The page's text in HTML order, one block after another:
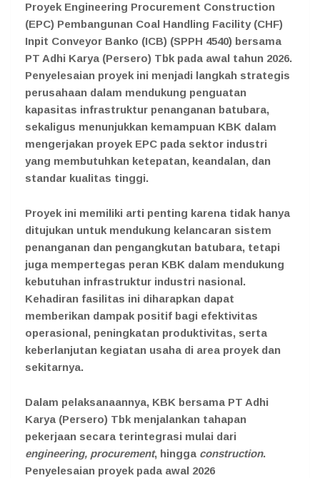
Proyek Engineering Procurement Construction
(EPC) Pembangunan Coal Handling Facility (CHF)
Inpit Conveyor Banko (ICB) (SPPH 4540) bersama
PT Adhi Karya (Persero) Tbk pada awal tahun 2026.
Penyelesaian proyek ini menjadi langkah strategis
perusahaan dalam mendukung penguatan
kapasitas infrastruktur penanganan batubara,
sekaligus menunjukkan kemampuan KBK dalam
mengerjakan proyek EPC pada sektor industri
yang membutuhkan ketepatan, keandalan, dan
standar kualitas tinggi.
Proyek ini memiliki arti penting karena tidak hanya
ditujukan untuk mendukung kelancaran sistem
penanganan dan pengangkutan batubara, tetapi
juga mempertegas peran KBK dalam mendukung
kebutuhan infrastruktur industri nasional.
Kehadiran fasilitas ini diharapkan dapat
memberikan dampak positif bagi efektivitas
operasional, peningkatan produktivitas, serta
keberlanjutan kegiatan usaha di area proyek dan
sekitarnya.
Dalam pelaksanaannya, KBK bersama PT Adhi
Karya (Persero) Tbk menjalankan tahapan
pekerjaan secara terintegrasi mulai dari
engineering, procurement, hingga construction.
Penyelesaian proyek pada awal 2026